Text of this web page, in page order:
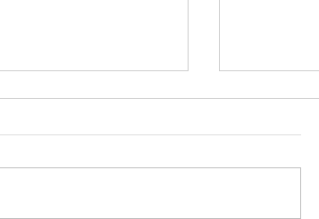
Bharadvaja